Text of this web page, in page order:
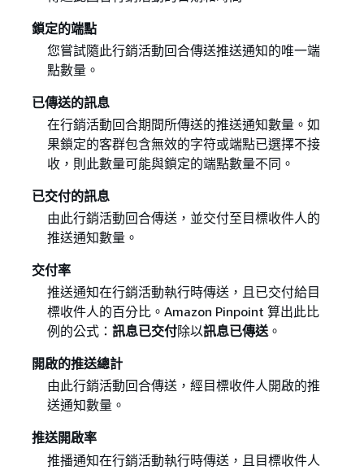
鎖定的端點
您嘗試隨此行銷活動回合傳送推送通知的唯一端
點數量。
已傳送的訊息
在行銷活動回合期間所傳送的推送通知數量。如
果鎖定的客群包含無效的字符或端點已選擇不接
收，則此數量可能與鎖定的端點數量不同。
已交付的訊息
由此行銷活動回合傳送，並交付至目標收件人的
推送通知數量。
交付率
推送通知在行銷活動執行時傳送，且已交付給目
標收件人的百分比。Amazon Pinpoint 算出此比
例的公式： 訊息已交付除以訊息已傳送。
開啟的推送總計
由此行銷活動回合傳送，經目標收件人開啟的推
送通知數量。
推送開啟率
推播通知在行銷活動執行時傳送，且目標收件人